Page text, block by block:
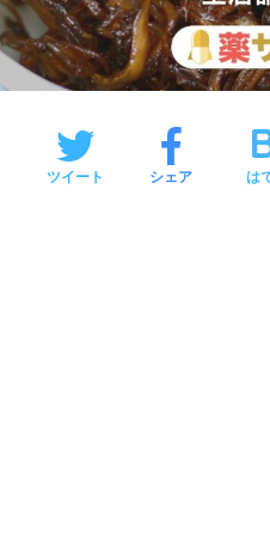
ツイート シェア は